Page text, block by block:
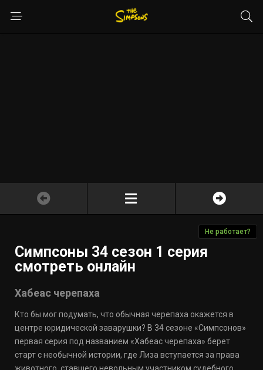
Не работает?
Симпсоны 34 сезон 1 серия
смотреть онлайн
Хабеас черепаха
Кто бы мог подумать, что обычная черепаха окажется в
центре юридической заварушки? В 34 сезоне «Симпсонов»
первая серия под названием «Хабеас черепаха» берет
старт с необычной истории, где Лиза вступается за права